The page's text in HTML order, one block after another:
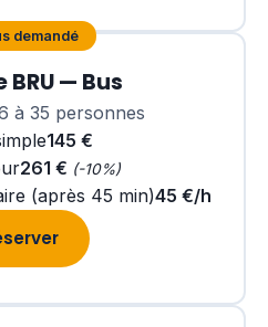
demandé
— Bus
à 35 personnes
145 €
261 € (-10%)
(après 45 min)45 €/h